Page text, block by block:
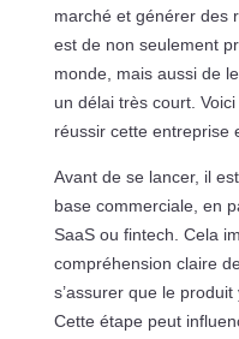
marché et générer des
est de non seulement
monde, mais aussi de
un délai très court.
réussir cette entreprise
Avant de se lancer, il
base commerciale, en
SaaS ou fintech. Cela
compréhension claire
s’assurer que le
Cette étape peut